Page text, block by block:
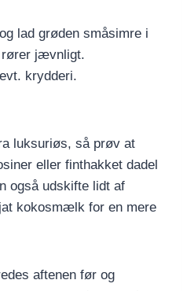
lad grøden småsimre i
rører jævnligt.
krydderi.
luksuriøs, så prøv at
eller finthakket dadel
også udskifte lidt af
kokosmælk for en mere
aftenen før og